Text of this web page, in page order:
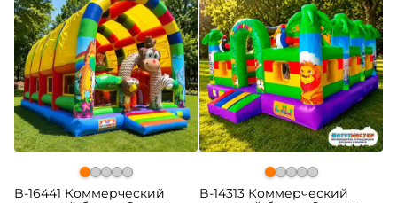
B-16441 Коммерческий
B-14313 Коммерческий